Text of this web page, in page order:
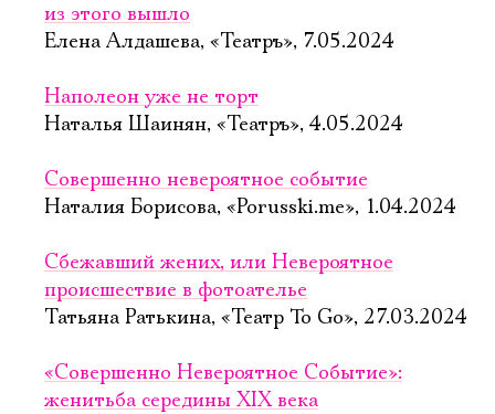
из этого вышло
Елена Алдашева, «Театръ», 7.05.2024
Наполеон уже не торт
Наталья Шаинян, «Театръ», 4.05.2024
Совершенно невероятное событие
Наталия Борисова, «Porusski.me», 1.04.2024
Сбежавший жених, или Невероятное
происшествие в фотоателье
Татьяна Ратькина, «Театр To Go», 27.03.2024
«Совершенно Невероятное Событие»:
женитьба середины XIX века